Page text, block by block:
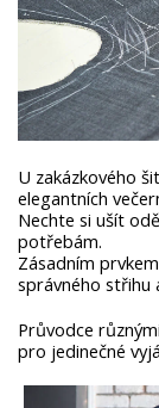
U zakázkového
elegantních
Nechte si ušít
potřebám.
Zásadním
správného střihu
Průvodce
pro jedinečné